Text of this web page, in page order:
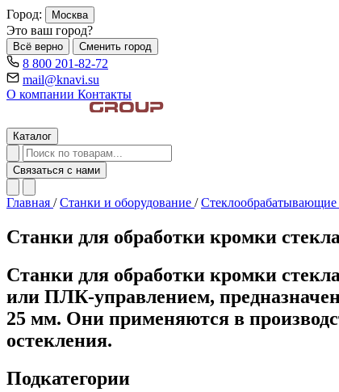
Город: Москва
Это ваш город?
Всё верно Сменить город
8 800 201-82-72
mail@knavi.su
О компании Контакты
Каталог
Связаться с нами
Главная / Станки и оборудование / Стеклообрабатывающие
Станки для обработки кромки стекла
Станки для обработки кромки
или ПЛК-управлением,
25 мм. Они применяются в
остекления.
Подкатегории